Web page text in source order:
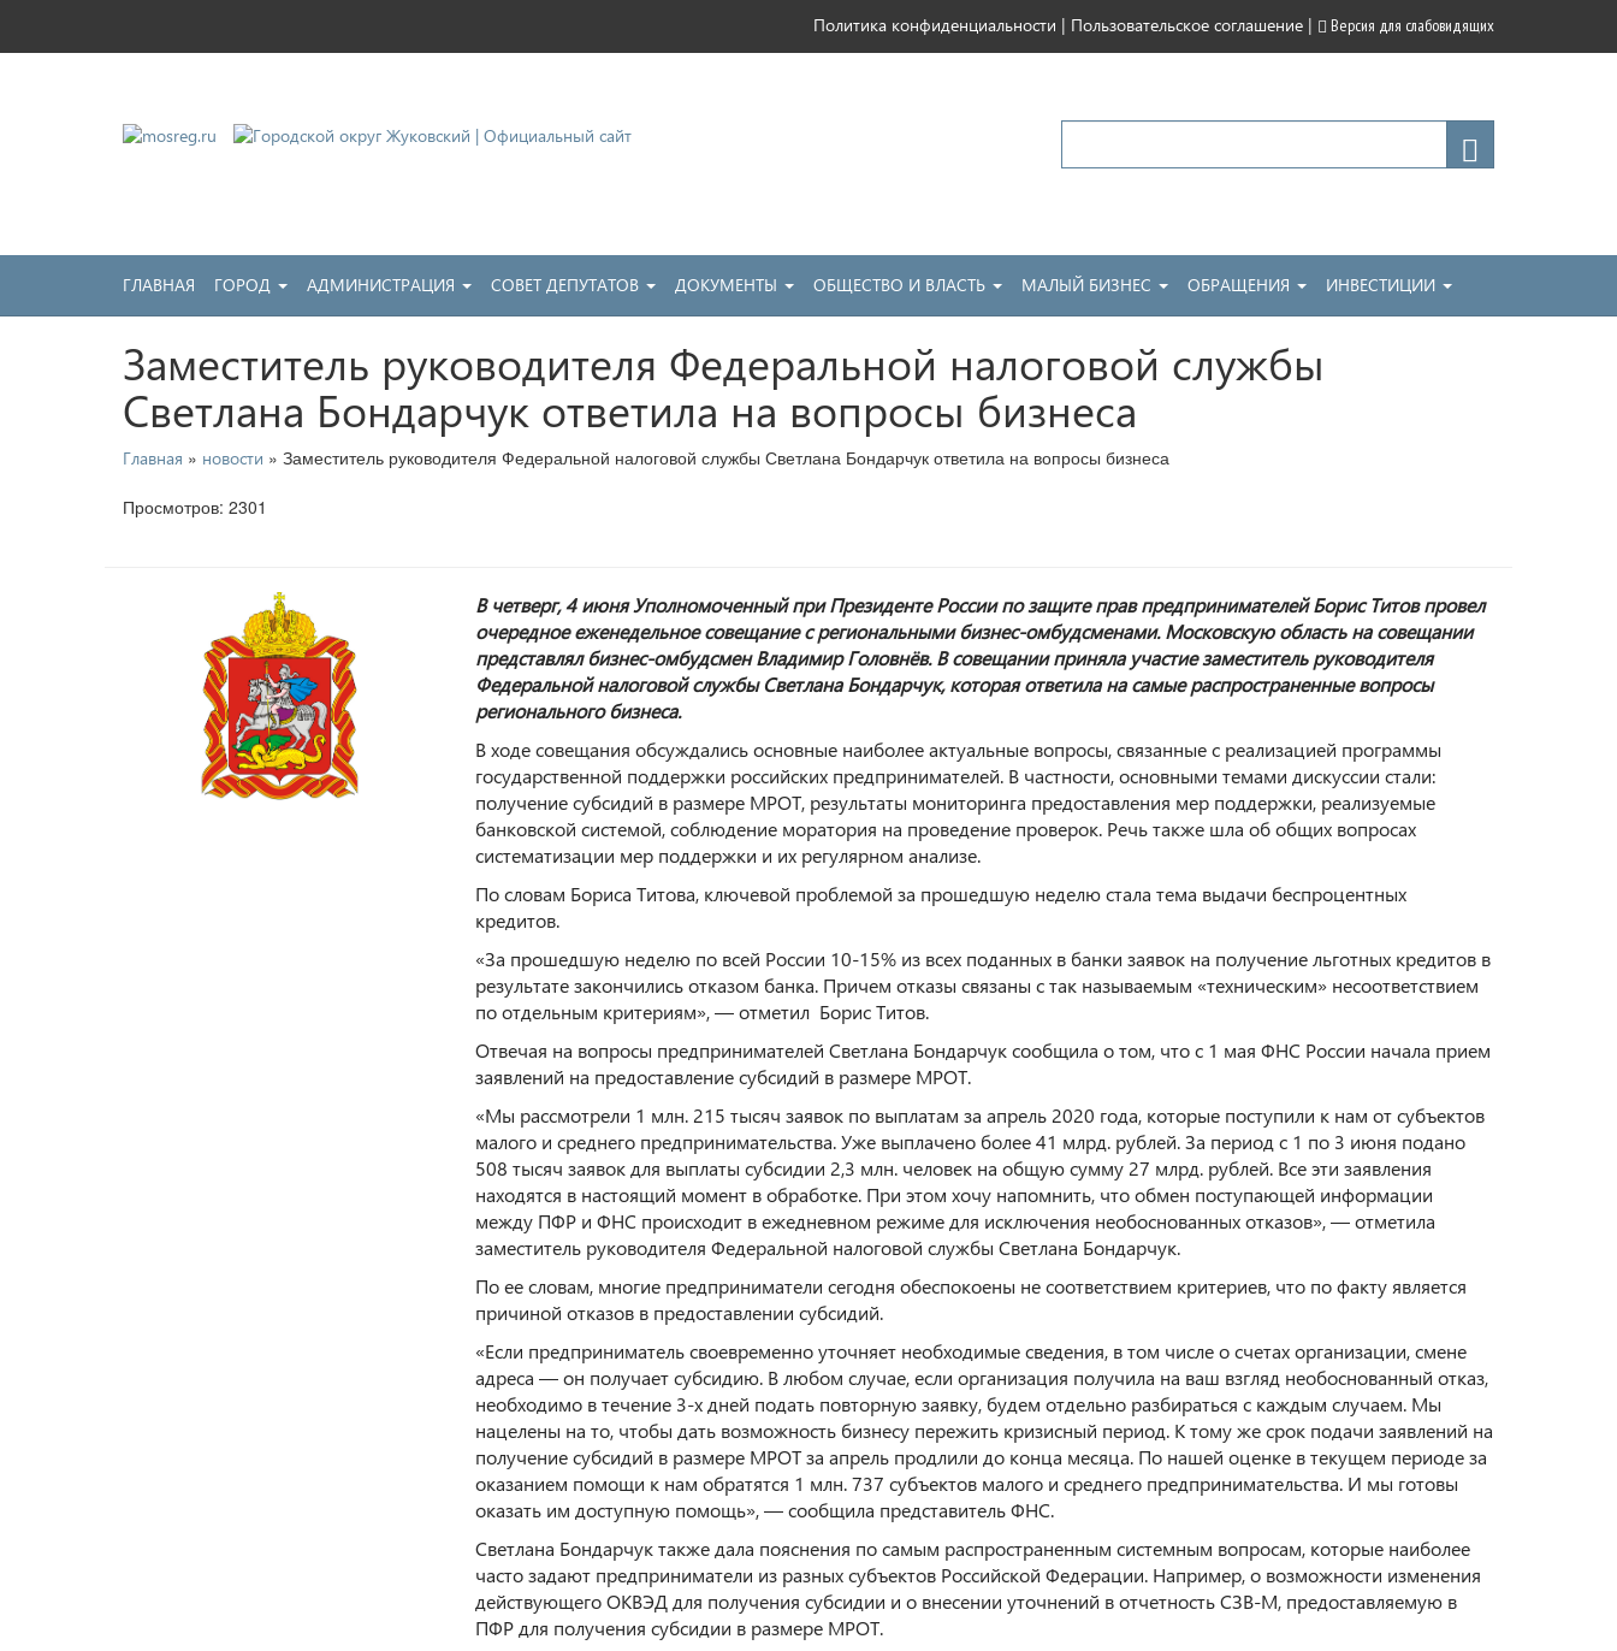
Политика конфиденциальности | Пользовательское соглашение | Версия для слабовидящих
ГЛАВНАЯ ГОРОД АДМИНИСТРАЦИЯ СОВЕТ ДЕПУТАТОВ ДОКУМЕНТЫ ОБЩЕСТВО И ВЛАСТЬ МАЛЫЙ БИЗНЕС ОБРАЩЕНИЯ ИНВЕСТИЦИИ
Заместитель руководителя Федеральной налоговой службы
Светлана Бондарчук ответила на вопросы бизнеса
Главная » новости » Заместитель руководителя Федеральной налоговой службы Светлана Бондарчук ответила на вопросы бизнеса
Просмотров: 2301
В четверг, 4 июня Уполномоченный при Президенте России по защите прав предпринимателей Борис Титов провел
очередное еженедельное совещание с региональными бизнес-омбудсменами. Московскую область на совещании
представлял бизнес-омбудсмен Владимир Головнёв. В совещании приняла участие заместитель руководителя
Федеральной налоговой службы Светлана Бондарчук, которая ответила на самые распространенные вопросы
регионального бизнеса.
В ходе совещания обсуждались основные наиболее актуальные вопросы, связанные с реализацией программы
государственной поддержки российских предпринимателей. В частности, основными темами дискуссии стали:
получение субсидий в размере МРОТ, результаты мониторинга предоставления мер поддержки, реализуемые
банковской системой, соблюдение моратория на проведение проверок. Речь также шла об общих вопросах
систематизации мер поддержки и их регулярном анализе.
По словам Бориса Титова, ключевой проблемой за прошедшую неделю стала тема выдачи беспроцентных
кредитов.
«За прошедшую неделю по всей России 10-15% из всех поданных в банки заявок на получение льготных кредитов в
результате закончились отказом банка. Причем отказы связаны с так называемым «техническим» несоответствием
по отдельным критериям», — отметил Борис Титов.
Отвечая на вопросы предпринимателей Светлана Бондарчук сообщила о том, что с 1 мая ФНС России начала прием
заявлений на предоставление субсидий в размере МРОТ.
«Мы рассмотрели 1 млн. 215 тысяч заявок по выплатам за апрель 2020 года, которые поступили к нам от субъектов
малого и среднего предпринимательства. Уже выплачено более 41 млрд. рублей. За период с 1 по 3 июня подано
508 тысяч заявок для выплаты субсидии 2,3 млн. человек на общую сумму 27 млрд. рублей. Все эти заявления
находятся в настоящий момент в обработке. При этом хочу напомнить, что обмен поступающей информации
между ПФР и ФНС происходит в ежедневном режиме для исключения необоснованных отказов», — отметила
заместитель руководителя Федеральной налоговой службы Светлана Бондарчук.
По ее словам, многие предприниматели сегодня обеспокоены не соответствием критериев, что по факту является
причиной отказов в предоставлении субсидий.
«Если предприниматель своевременно уточняет необходимые сведения, в том числе о счетах организации, смене
адреса — он получает субсидию. В любом случае, если организация получила на ваш взгляд необоснованный отказ,
необходимо в течение 3-х дней подать повторную заявку, будем отдельно разбираться с каждым случаем. Мы
нацелены на то, чтобы дать возможность бизнесу пережить кризисный период. К тому же срок подачи заявлений на
получение субсидий в размере МРОТ за апрель продлили до конца месяца. По нашей оценке в текущем периоде за
оказанием помощи к нам обратятся 1 млн. 737 субъектов малого и среднего предпринимательства. И мы готовы
оказать им доступную помощь», — сообщила представитель ФНС.
Светлана Бондарчук также дала пояснения по самым распространенным системным вопросам, которые наиболее
часто задают предприниматели из разных субъектов Российской Федерации. Например, о возможности изменения
действующего ОКВЭД для получения субсидии и о внесении уточнений в отчетность СЗВ-М, предоставляемую в
ПФР для получения субсидии в размере МРОТ.